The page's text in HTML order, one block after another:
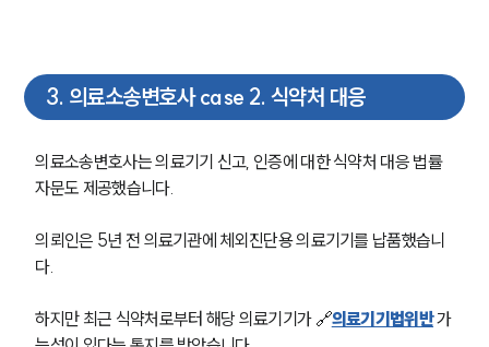
3. 의료소송변호사 case 2. 식약처 대응
의료소송변호사는 의료기기 신고, 인증에 대한 식약처 대응 법률
자문도 제공했습니다.
의뢰인은 5년 전 의료기관에 체외진단용 의료기기를 납품했습니
다.
하지만 최근 식약처로부터 해당 의료기기가 🔗의료기기법위반 가